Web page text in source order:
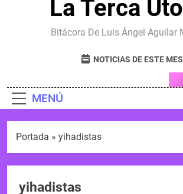
La Terca
Bitácora De Luis Ángel Aguilar
NOTICIAS DE ESTE MES
MENÚ
Portada » yihadistas
yihadistas